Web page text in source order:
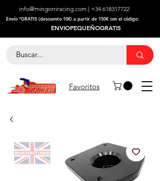
info@mingorriracing.com | +34 618317722
​Envío *GRATIS (descuento 10€) a partir de 150€ con el código:
ENVIOPEQUEÑOGRATIS
Favoritos